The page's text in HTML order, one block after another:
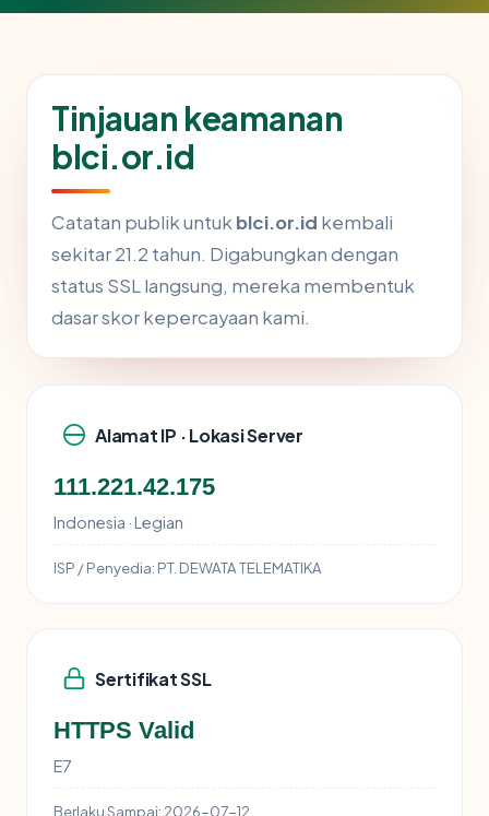
Tinjauan keamanan
blci.or.id
Catatan publik untukblci.or.id kembali
sekitar 21.2 tahun. Digabungkan dengan
status SSL langsung, mereka membentuk
dasar skor kepercayaan kami.
Alamat IP · Lokasi Server
111.221.42.175
Indonesia · Legian
ISP / Penyedia: PT. DEWATA TELEMATIKA
Sertifikat SSL
HTTPS Valid
E7
Berlaku Sampai: 2026-07-12